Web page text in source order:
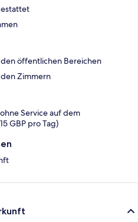
den öffentlichen Bereichen
Zimmern
Service auf dem
GBP pro Tag)